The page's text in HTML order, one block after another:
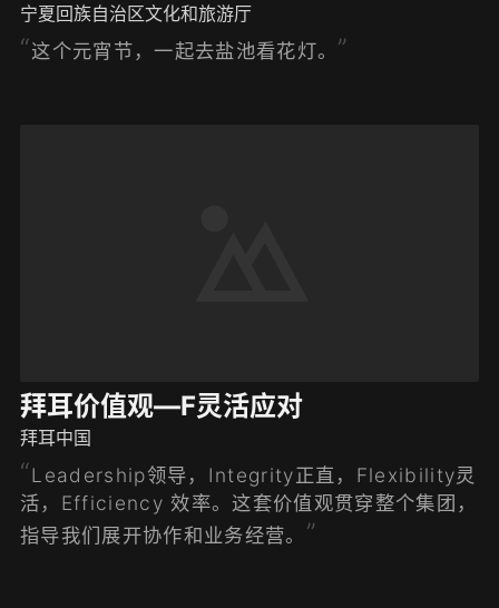
宁夏回族自治区文化和旅游厅
这个元宵节，一起去盐池看花灯。
拜耳价值观—F灵活应对
拜耳中国
Leadership领导，Integrity正直，Flexibility灵
活，Efficiency 效率。这套价值观贯穿整个集团，
指导我们展开协作和业务经营。